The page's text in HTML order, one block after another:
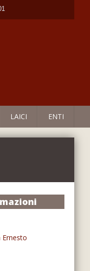
LAICI ENTI
Ernesto